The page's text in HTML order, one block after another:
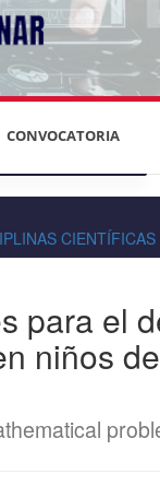
CONVOCATORIA
CIENTÍFICAS
para el
niños de